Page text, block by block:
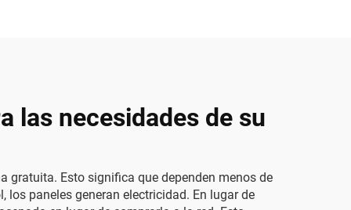
las necesidades de su
gratuita. Esto significa que dependen menos de
los paneles generan electricidad. En lugar de